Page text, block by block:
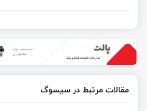
مقالات مرتبط در سیسوگ